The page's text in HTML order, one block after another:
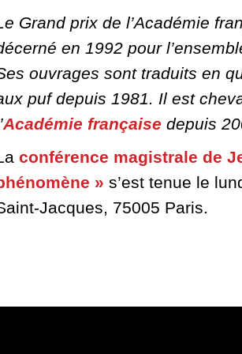
Grand prix de l’Académie
en 1992 pour
ouvrages sont traduits en
puf depuis 1981. Il est
Académie française depuis
conférence magistrale de
» s’est tenue le
Jacques, 75005 Paris.